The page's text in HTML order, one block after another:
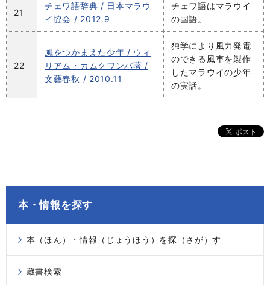
21
チェワ語辞典 / 日本マラウ
イ協会 / 2012.9
チェワ語はマラウイ
の国語。
22
風をつかまえた少年 / ウィ
リアム・カムクワンバ著 /
文藝春秋 / 2010.11
独学により風力発電
のできる風車を製作
したマラウイの少年
の実話。
本・情報を探す
本（ほん）・情報（じょうほう）を探（さが）す
蔵書検索